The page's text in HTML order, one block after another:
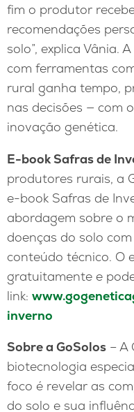
fim o produtor
recomendações
solo”, explica Vânia.
com ferramentas
rural ganha tempo,
nas decisões — com
inovação genética.
E-book Safras de
produtores rurais, a
e-book Safras de
abordagem sobre o
doenças do solo
conteúdo técnico. O
gratuitamente e
link:
inverno
Sobre a GoSolos – A
biotecnologia
foco é revelar as
do solo e sua